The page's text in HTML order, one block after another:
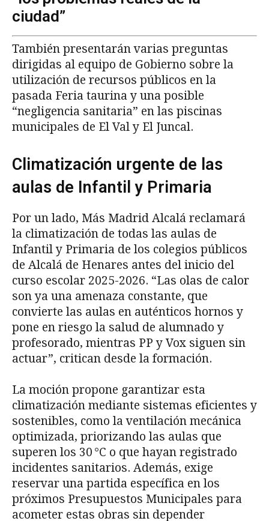
ciudad”
También presentarán varias preguntas
dirigidas al equipo de Gobierno sobre la
utilización de recursos públicos en la
pasada Feria taurina y una posible
“negligencia sanitaria” en las piscinas
municipales de El Val y El Juncal.
Climatización urgente de las
aulas de Infantil y Primaria
Por un lado, Más Madrid Alcalá reclamará
la climatización de todas las aulas de
Infantil y Primaria de los colegios públicos
de Alcalá de Henares antes del inicio del
curso escolar 2025-2026. “Las olas de calor
son ya una amenaza constante, que
convierte las aulas en auténticos hornos y
pone en riesgo la salud de alumnado y
profesorado, mientras PP y Vox siguen sin
actuar”, critican desde la formación.
La moción propone garantizar esta
climatización mediante sistemas eficientes y
sostenibles, como la ventilación mecánica
optimizada, priorizando las aulas que
superen los 30 °C o que hayan registrado
incidentes sanitarios. Además, exige
reservar una partida específica en los
próximos Presupuestos Municipales para
acometer estas obras sin depender